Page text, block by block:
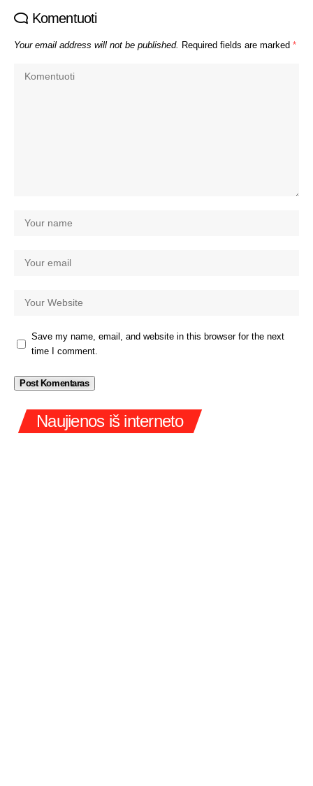
Komentuoti
Your email address will not be published. Required fields are marked *
Save my name, email, and website in this browser for the next
time I comment.
Naujienos iš interneto